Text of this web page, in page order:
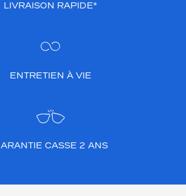
LIVRAISON RAPIDE*
ENTRETIEN À VIE
CASSE 2 ANS